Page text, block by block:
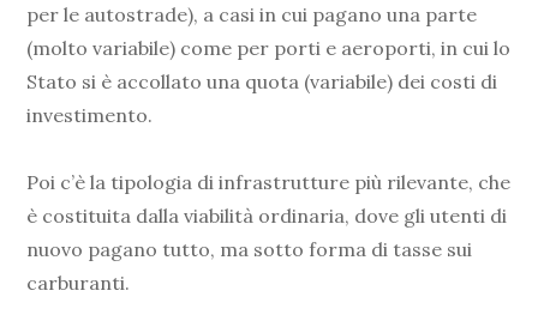
per le autostrade), a casi in cui pagano una parte
(molto variabile) come per porti e aeroporti, in cui lo
Stato si è accollato una quota (variabile) dei costi di
investimento.
Poi c’è la tipologia di infrastrutture più rilevante, che
è costituita dalla viabilità ordinaria, dove gli utenti di
nuovo pagano tutto, ma sotto forma di tasse sui
carburanti.